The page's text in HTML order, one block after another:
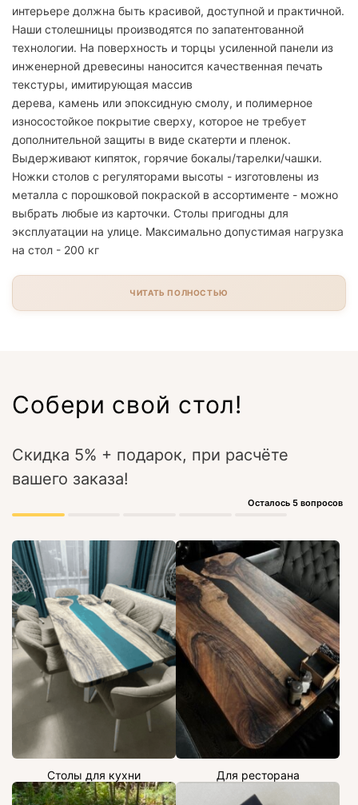
интерьере должна быть красивой, доступной и практичной.
Наши столешницы производятся по запатентованной
технологии. На поверхность и торцы усиленной панели из
инженерной древесины наносится качественная печать
текстуры, имитирующая массив
дерева, камень или эпоксидную смолу, и полимерное
износостойкое покрытие сверху, которое не требует
дополнительной защиты в виде скатерти и пленок.
Выдерживают кипяток, горячие бокалы/тарелки/чашки.
Ножки столов с регуляторами высоты - изготовлены из
металла с порошковой покраской в ассортименте - можно
выбрать любые из карточки. Столы пригодны для
эксплуатации на улице. Максимально допустимая нагрузка
на стол - 200 кг
ЧИТАТЬ ПОЛНОСТЬЮ
Собери свой стол!
Скидка 5% + подарок, при расчёте
вашего заказа!
Осталось 5 вопросов
Столы для кухни Для ресторана